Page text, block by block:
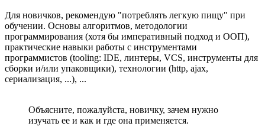
Для новичков, рекомендую "потреблять легкую пищу" при
обучении. Основы алгоритмов, методологии
программирования (хотя бы императивный подход и ООП),
практические навыки работы с инструментами
программистов (tooling: IDE, линтеры, VCS, инструменты для
сборки и/или упаковщики), технологии (http, ajax,
сериализация, ...), ...
Объясните, пожалуйста, новичку, зачем нужно
изучать ее и как и где она применяется.